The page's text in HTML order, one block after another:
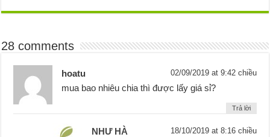
28 comments
hoatu 02/09/2019 at 9:42 chiều
mua bao nhiêu chia thì được lấy giá sỉ?
Trả lời
NHƯ HÀ 18/10/2019 at 8:16 chiều